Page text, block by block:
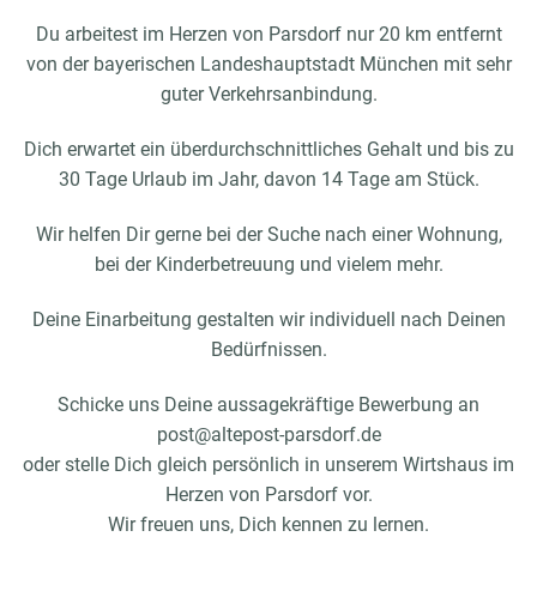
Du arbeitest im Herzen von Parsdorf nur 20 km entfernt
von der bayerischen Landeshauptstadt München mit sehr
guter Verkehrsanbindung.
Dich erwartet ein überdurchschnittliches Gehalt und bis zu
30 Tage Urlaub im Jahr, davon 14 Tage am Stück.
Wir helfen Dir gerne bei der Suche nach einer Wohnung,
bei der Kinderbetreuung und vielem mehr.
Deine Einarbeitung gestalten wir individuell nach Deinen
Bedürfnissen.
Schicke uns Deine aussagekräftige Bewerbung an
post@altepost-parsdorf.de
oder stelle Dich gleich persönlich in unserem Wirtshaus im
Herzen von Parsdorf vor.
Wir freuen uns, Dich kennen zu lernen.